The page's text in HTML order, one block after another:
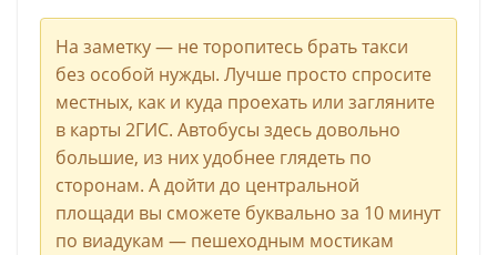
На заметку — не торопитесь брать такси
без особой нужды. Лучше просто спросите
местных, как и куда проехать или загляните
в карты 2ГИС. Автобусы здесь довольно
большие, из них удобнее глядеть по
сторонам. А дойти до центральной
площади вы сможете буквально за 10 минут
по виадукам — пешеходным мостикам